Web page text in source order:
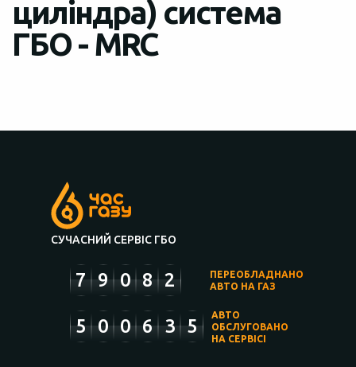
циліндра) система
ГБО - MRC
СУЧАСНИЙ СЕРВІС ГБО
7 9 0 8 2
ПЕРЕОБЛАДНАНО
АВТО НА ГАЗ
5 0 0 6 3 5
АВТО
ОБСЛУГОВАНО
НА СЕРВІСІ